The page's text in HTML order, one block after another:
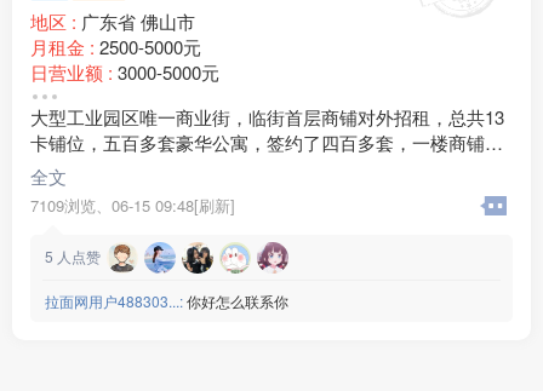
地区 : 广东省 佛山市
月租金 : 2500-5000元
日营业额 : 3000-5000元
转让费 :
水电费 :500-800元
外卖情况 :偶尔
店面面积 :
周边环境 :工厂 小区 商超
大型工业园区唯一商业街，临街首层商铺对外招租，总共13
卡铺位，五百多套豪华公寓，签约了四百多套，一楼商铺刚
刚签约了连锁超市，木桶饭，包子铺，药店，猪脚饭，烧
烤，牛杂，现招一卡兰州拉面
全文
7109浏览、 06-15 09:48[刷新]
5 人点赞
拉面网用户488303...:你好怎么联系你